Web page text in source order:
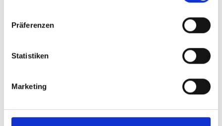
Präferenzen
Statistiken
Marketing